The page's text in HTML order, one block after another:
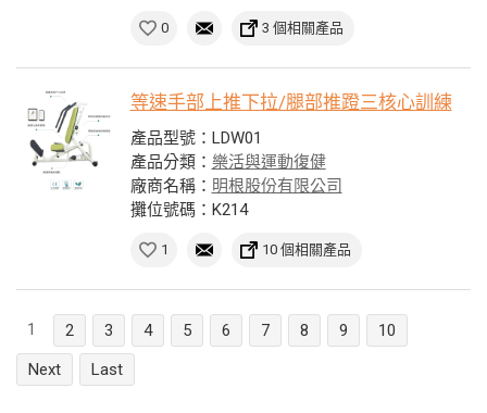
0 3 個相關產品
等速手部上推下拉/腿部推蹬三核心訓練
產品型號：LDW01
產品分類： 樂活與運動復健
廠商名稱： 明根股份有限公司
攤位號碼：K214
1 10 個相關產品
1 2 3 4 5 6 7 8 9
10
Next
Last